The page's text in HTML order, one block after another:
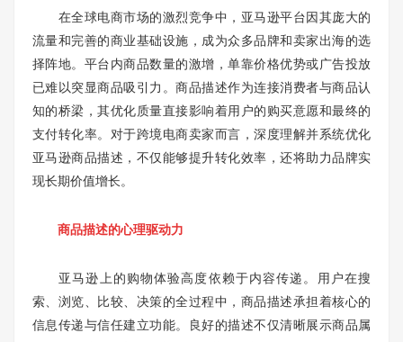
在全球电商市场的激烈竞争中，亚马逊平台因其庞大的
流量和完善的商业基础设施，成为众多品牌和卖家出海的选
择阵地。平台内商品数量的激增，单靠价格优势或广告投放
已难以突显商品吸引力。商品描述作为连接消费者与商品认
知的桥梁，其优化质量直接影响着用户的购买意愿和最终的
支付转化率。对于跨境电商卖家而言，深度理解并系统优化
亚马逊商品描述，不仅能够提升转化效率，还将助力品牌实
现长期价值增长。
商品描述的心理驱动力
亚马逊上的购物体验高度依赖于内容传递。用户在搜
索、浏览、比较、决策的全过程中，商品描述承担着核心的
信息传递与信任建立功能。良好的描述不仅清晰展示商品属